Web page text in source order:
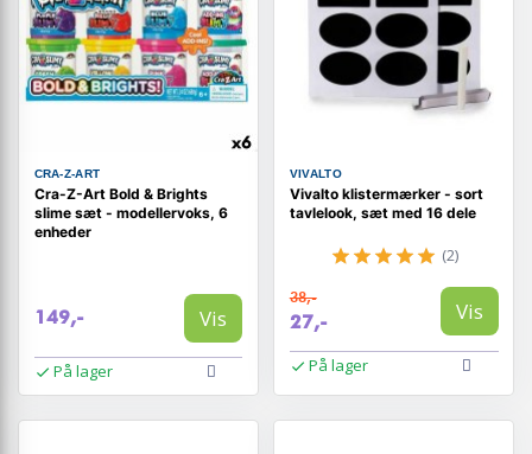
CRA-Z-ART
Cra-Z-Art Bold & Brights
slime sæt - modellervoks, 6
enheder
149,- Vis
På lager
VIVALTO
Vivalto klistermærker - sort
tavlelook, sæt med 16 dele
(2)
38,-
27,- Vis
På lager